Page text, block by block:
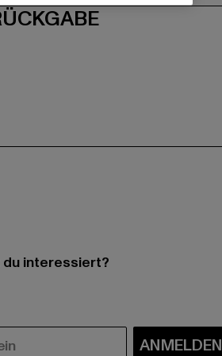
interessiert?
ANMELDEN